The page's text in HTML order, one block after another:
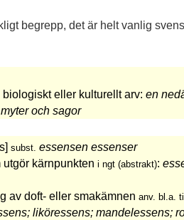
begrepp, det är helt vanlig
eller kulturellt arv: en
och sagor
subst. essensen essenser
utgör kärnpunkten i ngt (abstrakt):
av doft- eller smakämnen anv. bl.a.
liköressens; mandelessens;